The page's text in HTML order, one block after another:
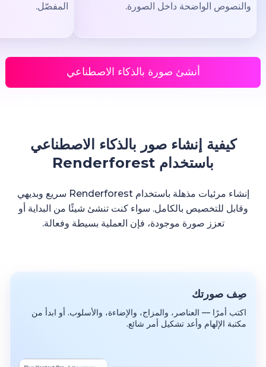
والنصوص الواضحة داخل الصورة.
المفصّل.
أنشئ صورة بالذكاء الاصطناعي
كيفية إنشاء صور بالذكاء الاصطناعي
باستخدام Renderforest
إنشاء مرئيات مذهلة باستخدام Renderforest سريع وبديهي
وقابل للتخصيص بالكامل. سواء كنت تنشئ شيئًا من البداية أو
تعزز صورة موجودة، فإن العملية بسيطة وفعالة.
صِف صورتك
اكتب أمرًا — العناصر، والمزاج، والإضاءة، والأسلوب. أو ابدأ من
مكتبة الإلهام وأعد تشكيل أمر شائع.